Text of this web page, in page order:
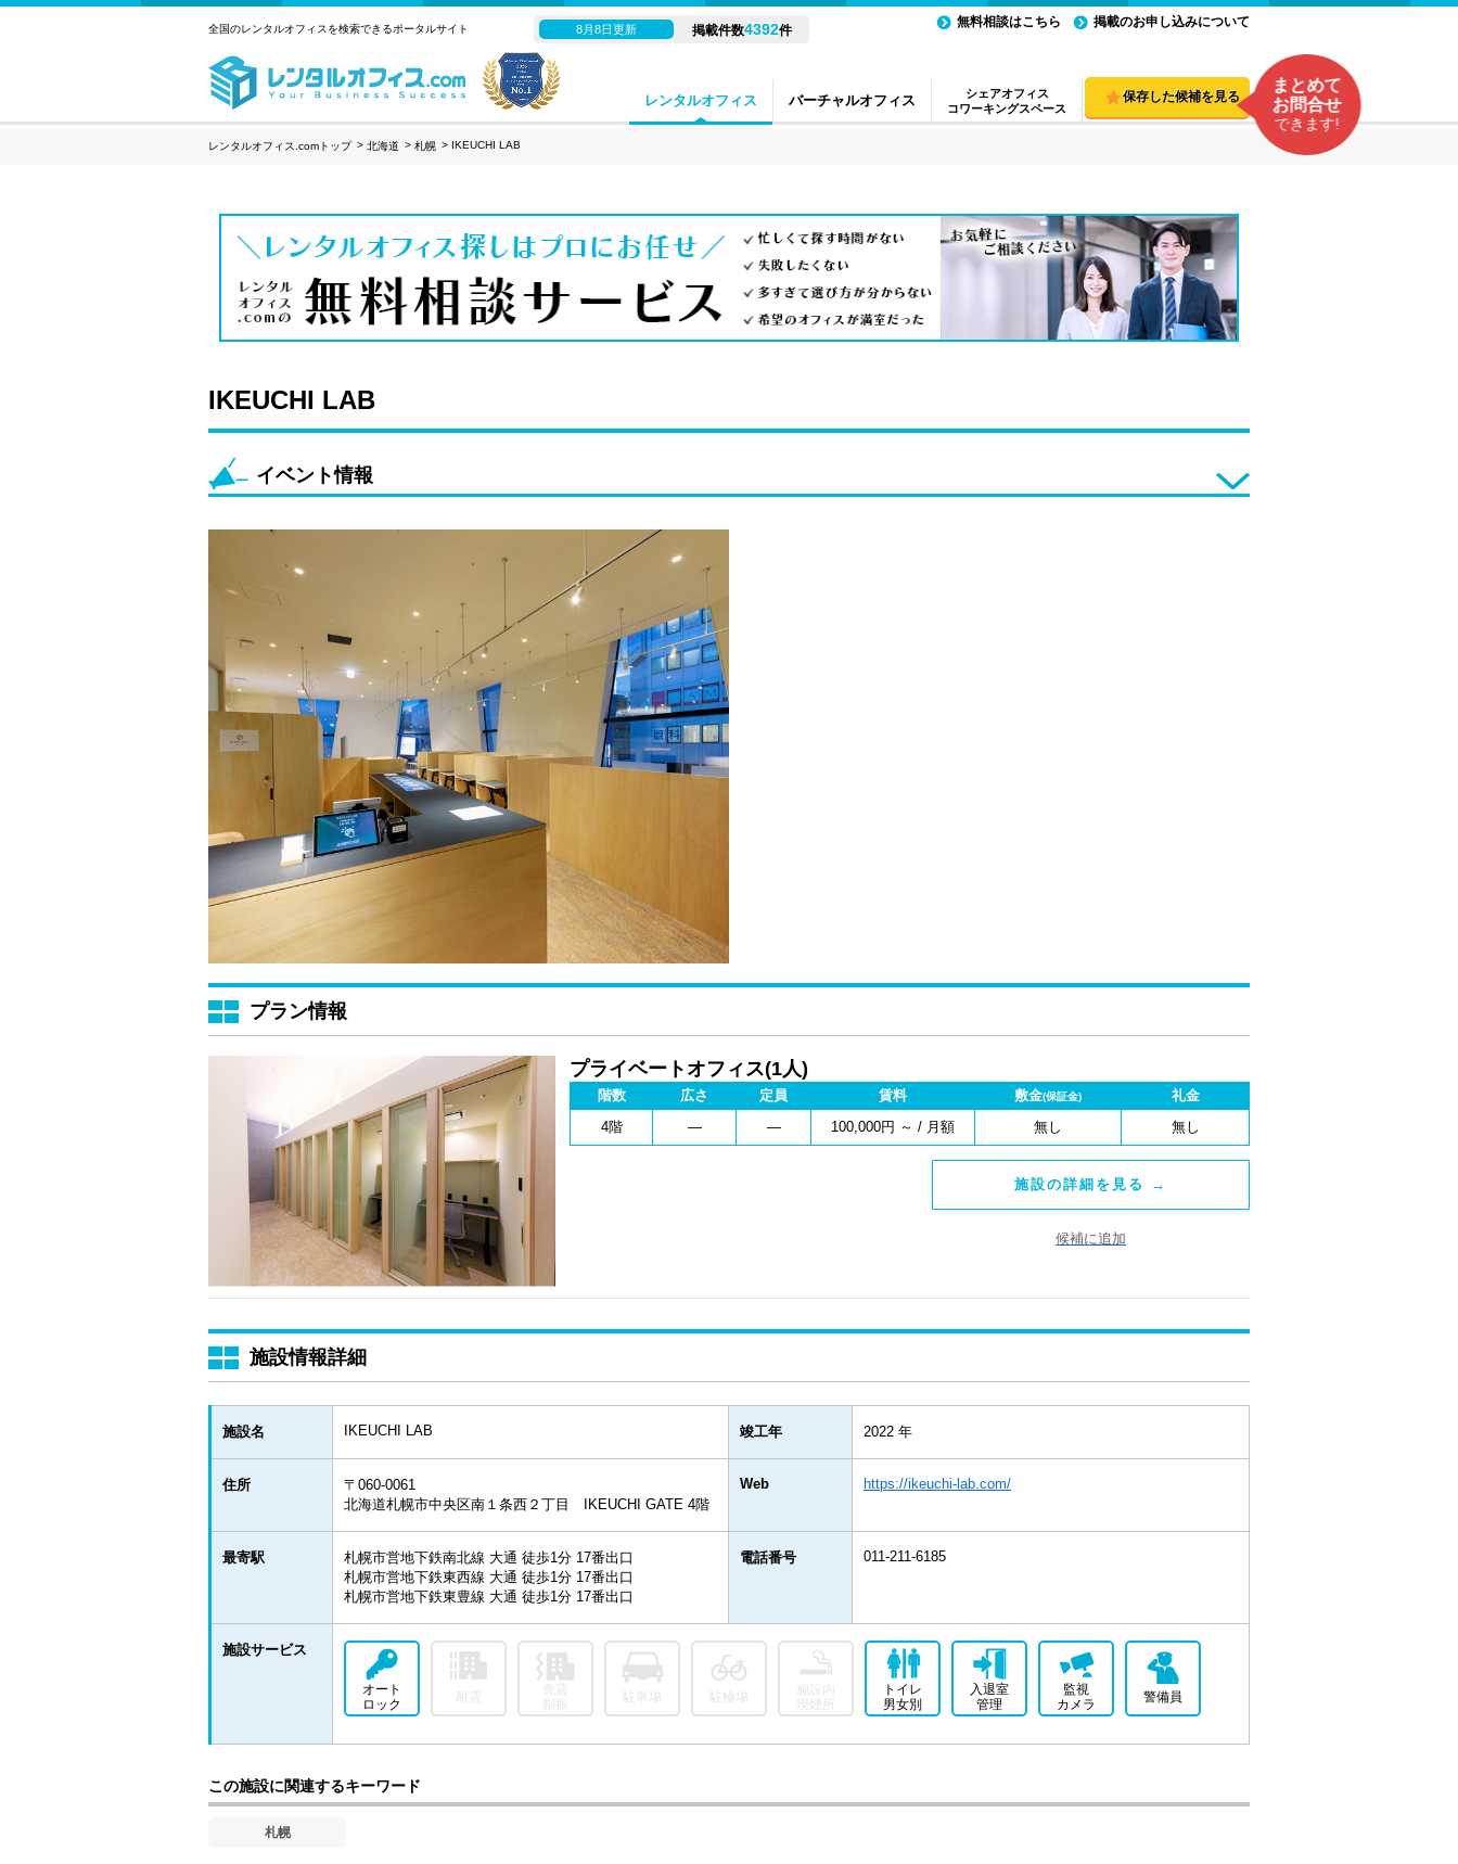
レンタルオフィス バーチャルオフィス
シェアオフィス
コワーキングスペース
全国のレンタルオフィスを検索できるポータルサイト 8月8日更新 掲載件数4392件
無料相談はこちら 掲載のお申し込みについて
保存した候補を見る
まとめて
お問合せ
できます!
レンタルオフィス.comトップ 北海道 札幌 IKEUCHI LAB
IKEUCHI LAB
イベント情報
プラン情報
プライベートオフィス(1人)
階数 広さ 定員 賃料 敷金(保証金)
礼金
4階
― ― 100,000円 ～ / 月額 無し 無し
施設の詳細を見る →
候補に追加
施設情報詳細
施設名 IKEUCHI LAB 竣工年 2022 年
住所
〒060-0061
北海道札幌市中央区南１条西２丁目 IKEUCHI GATE 4階
Web https://ikeuchi-lab.com/
最寄駅
札幌市営地下鉄南北線 大通 徒歩1分 17番出口
札幌市営地下鉄東西線 大通 徒歩1分 17番出口
札幌市営地下鉄東豊線 大通 徒歩1分 17番出口
電話番号 011-211-6185
施設サービス
オート
ロック
免震
制振
駐輪場
施設内
喫煙所
トイレ
男女別
入退室
管理
監視
カメラ
警備員
この施設に関連するキーワード
札幌